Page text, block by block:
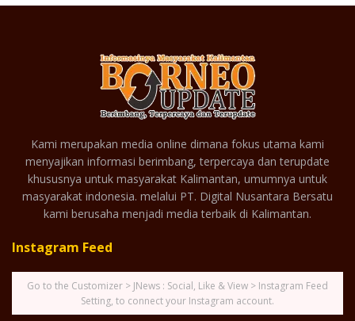
Kami merupakan media online dimana fokus utama kami
menyajikan informasi berimbang, terpercaya dan terupdate
khususnya untuk masyarakat Kalimantan, umumnya untuk
masyarakat indonesia. melalui PT. Digital Nusantara Bersatu
kami berusaha menjadi media terbaik di Kalimantan.
Instagram Feed
Go to the Customizer > JNews : Social, Like & View > Instagram Feed
Setting, to connect your Instagram account.